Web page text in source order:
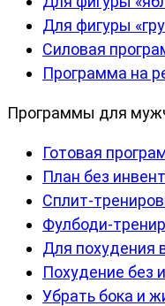
Для фигуры
Силовая
Программа на
Программы для
Готовая
План без
Сплит-
Фулбоди-
Для похудения
Похудение без
Убрать бока и